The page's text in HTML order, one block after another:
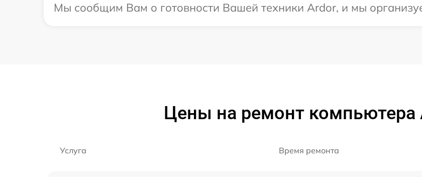
Мы сообщим Вам о готовности Вашей техники Ardor, и мы
Цены на ремонт компьютера
Услуга Время ремонта